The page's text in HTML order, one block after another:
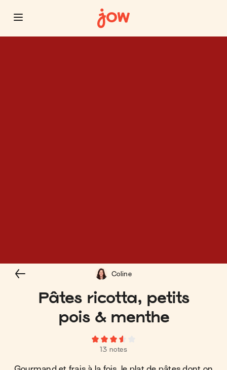
Pâtes ricotta, petits
pois & menthe
13 notes
Coline